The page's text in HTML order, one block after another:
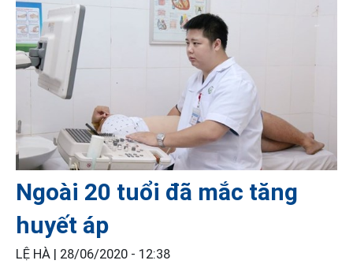
Ngoài 20 tuổi đã mắc tăng
huyết áp
LỆ HÀ | 28/06/2020 - 12:38